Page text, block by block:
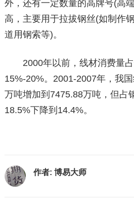
外，还有一定数量的高牌号(高
高，主要用于拉拔钢丝(如制作
道用钢索等)。
2000年以前，线材消费量占
15%-20%。2001-2007年，我
万吨增加到7475.88万吨，但占
18.5%下降到14.4%。
作者: 博易大师